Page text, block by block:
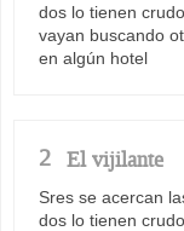
dos lo tienen
vayan buscando
en algún hotel
2 El vijilante
Sres se acercan
dos lo tienen